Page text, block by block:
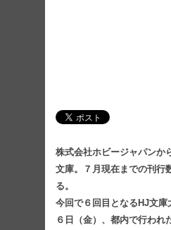
株式会社ホビージャパンか
文庫。７月現在までの刊行
る。
今回で６回目となるHJ文庫
６日（金）、都内で行われ